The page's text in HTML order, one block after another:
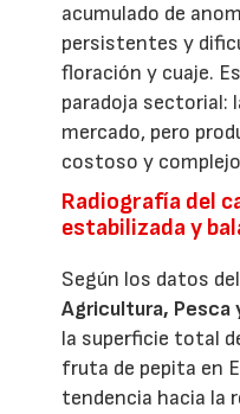
acumulado de
persistentes y
floración y cuaje.
paradoja sectorial:
mercado, pero
costoso y
Radiografía del
estabilizada y
Según los datos del
Agricultura, Pesca
la superficie total
fruta de pepita en
tendencia hacia la